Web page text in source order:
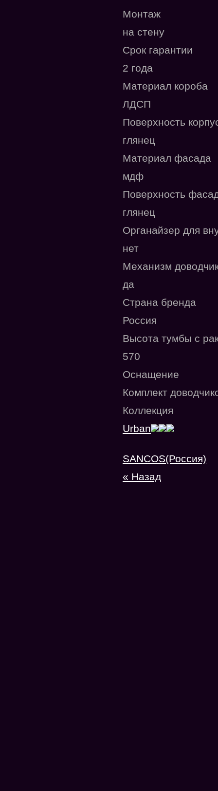
Монтаж
на стену
Срок гарантии
2 года
Материал короба
ЛДСП
Поверхность
глянец
Материал фасада
мдф
Поверхность
глянец
Органайзер для
нет
Механизм
да
Страна бренда
Россия
Высота тумбы с
570
Оснащение
Комплект
Коллекция
Urban
SANCOS(Россия)
« Назад